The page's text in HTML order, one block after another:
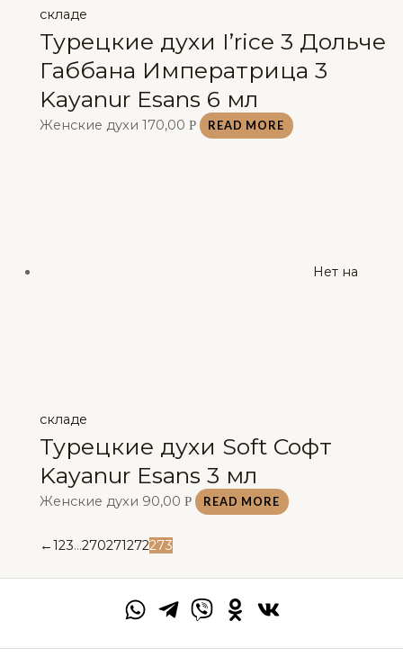
складе
Турецкие духи I’rice 3 Дольче
Габбана Императрица 3
Kayanur Esans 6 мл
Женские духи 170,00 Р READ MORE
Нет на
складе
Турецкие духи Soft Софт
Kayanur Esans 3 мл
Женские духи 90,00 Р READ MORE
←123…270271272273